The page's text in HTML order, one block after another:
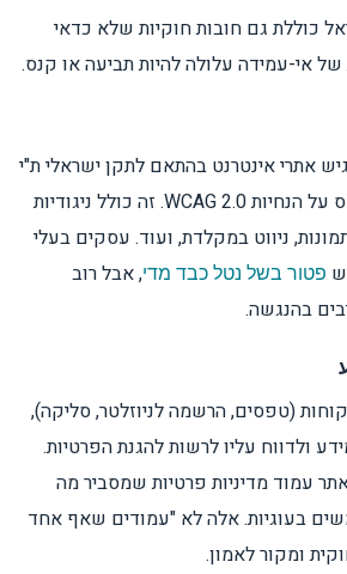
כוללת גם חובות חוקיות שלא כדאי
אי-עמידה עלולה להיות תביעה או קנס.
אתרי אינטרנט בהתאם לתקן ישראלי ת"י
5568 ברמה AA, המבוסס על הנחיות WCAG 2.0. זה כולל ניגודיות
ניווט במקלדת, ועוד. עסקים בעלי
פטור בשל נטל כבד מדי, אבל רוב
בהנגשה.
(טפסים, הרשמה לניוזלטר, סליקה),
ולדווח עליו לרשות להגנת הפרטיות.
עמוד מדיניות פרטיות שמסביר מה
בעוגיות. אלה לא "עמודים שאף אחד
ומקור לאמון.